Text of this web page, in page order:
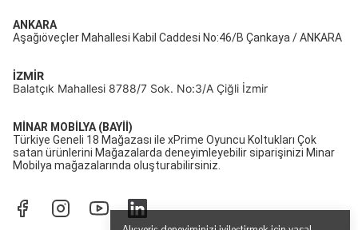
ANKARA
Aşağıöveçler Mahallesi Kabil Caddesi No:46/B Çankaya / ANKARA
İZMİR
Balatçık Mahallesi 8788/7 Sok. No:3/A Çiğli İzmir
MİNAR MOBİLYA (BAYİİ)
Türkiye Geneli 18 Mağazası ile xPrime Oyuncu Koltukları Çok
satan ürünlerini Mağazalarda deneyimleyebilir siparişinizi Minar
Mobilya mağazalarında oluşturabilirsiniz.